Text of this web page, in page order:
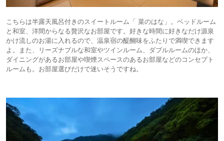
こちらは半露天風呂付きのスイートルーム「 菜のはな」。ベッドルーム
と和室、洋間からなる贅沢なお部屋です。好きな時間に好きなだけ源泉
かけ流しのお湯に入れるので、温泉宿の醍醐味をふたりで満喫できます
よ。また、リーズナブルな和室やツインルーム、ダブルルームのほか、
ダイニングがあるお部屋や喫煙スペースのあるお部屋などのコンセプト
ルームも。お部屋選びだけで迷いそうですね。